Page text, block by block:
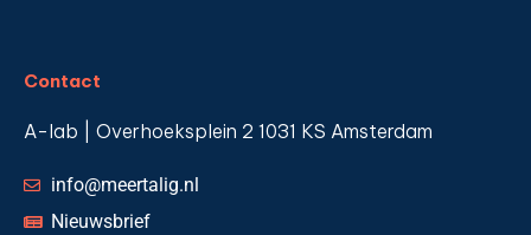
Contact
A-lab | Overhoeksplein 2 1031 KS Amsterdam
info@meertalig.nl
Nieuwsbrief